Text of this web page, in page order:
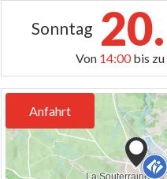
Sonntag 20.
Von 14:00bis zu
Anfahrt